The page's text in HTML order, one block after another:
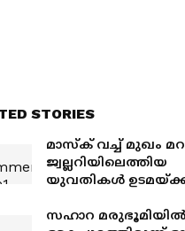
STORIES
മാസ്ക് വച്ച് മുഖം
ജ്വല്ലറിയിലെത്തിയ
യുവതികൾ
അടിച്ച് മോഷണ
സഹാറ മരുഭൂമിയിൽ